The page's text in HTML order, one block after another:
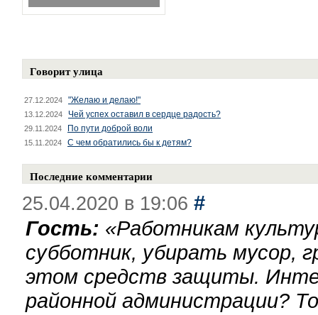
Говорит улица
27.12.2024 "Желаю и делаю!"
13.12.2024 Чей успех оставил в сердце радость?
29.11.2024 По пути доброй воли
15.11.2024 С чем обратились бы к детям?
Последние комментарии
25.04.2020 в 19:06 #
Гость: «Работникам
субботник, убирать мусор,
этом средств защиты.
районной администрации?